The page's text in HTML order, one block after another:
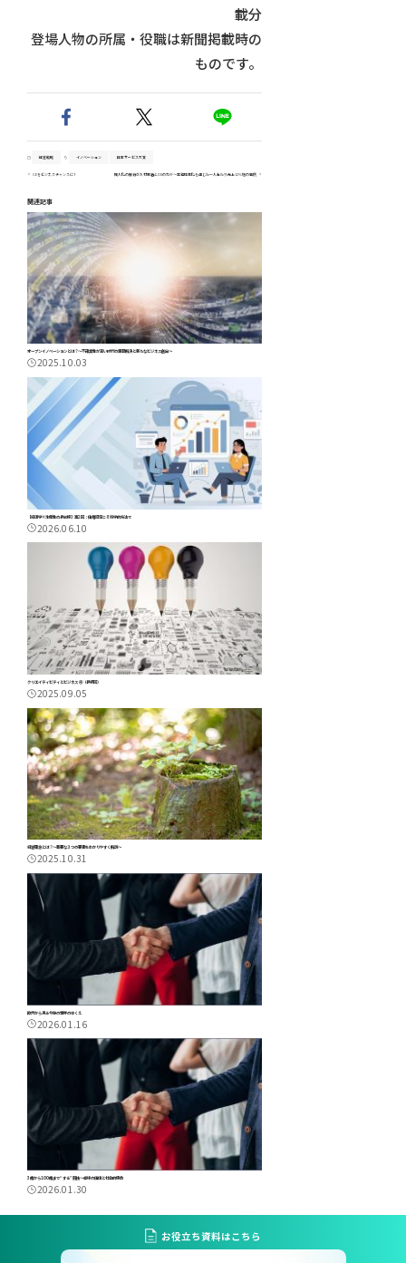
載分
登場人物の所属・役職は新聞掲載時の
ものです。
経営戦略 イノベーション 日本サービス大賞
CEをビジネスチャンスに！ 属人化の解消が人材定着とDXのカギ～業務標準化を通じた一人当たり売上12%増の事例
関連記事
オープンイノベーションとは？～不確実性が高い時代の課題解決と新たなビジネス創出～
2025.10.03
【経済学×生産性の最前線】第2回：価格設定こそ科学的方法で
2026.06.10
クリエイティビティとビジネス ④（最終回）
2025.09.05
経営理念とは？～重要な３つの要素をわかりやすく解説～
2025.10.31
欧州から見る今後の世界のゆくえ
2026.01.16
3歳から100歳まで“する”競技～卓球の価値と社会的使命
2026.01.30
お役立ち資料はこちら